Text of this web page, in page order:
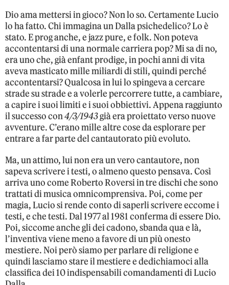
Dio ama mettersi in gioco? Non lo so. Certamente Lucio
lo ha fatto. Chi immagina un Dalla psichedelico? Lo è
stato. E prog anche, e jazz pure, e folk. Non poteva
accontentarsi di una normale carriera pop? Mi sa di no,
era uno che, già enfant prodige, in pochi anni di vita
aveva masticato mille miliardi di stili, quindi perché
accontentarsi? Qualcosa in lui lo spingeva a cercare
strade su strade e a volerle percorrere tutte, a cambiare,
a capire i suoi limiti e i suoi obbiettivi. Appena raggiunto
il successo con4/3/1943già era proiettato verso nuove
avventure. C’erano mille altre cose da esplorare per
entrare a far parte del cantautorato più evoluto.
Ma, un attimo, lui non era un vero cantautore, non
sapeva scrivere i testi, o almeno questo pensava. Così
arriva uno come Roberto Roversi in tre dischi che sono
trattati di musica omnicomprensiva. Poi, come per
magia, Lucio si rende conto di saperli scrivere eccome i
testi, e che testi. Dal 1977 al 1981 conferma di essere Dio.
Poi, siccome anche gli dei cadono, sbanda qua e là,
l’inventiva viene meno a favore di un più onesto
mestiere. Noi però siamo per parlare di religione e
quindi lasciamo stare il mestiere e dedichiamoci alla
classifica dei 10 indispensabili comandamenti di Lucio